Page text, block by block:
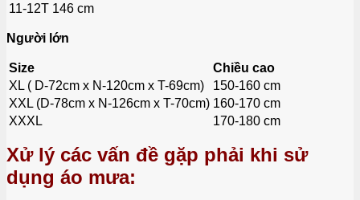
11-12T 146 cm
Người lớn
Size
Chiều cao
XL ( D-72cm x N-120cm x T-69cm)
150-160 cm
XXL (D-78cm x N-126cm x T-70cm) 160-170 cm
XXXL
170-180 cm
Xử lý các vấn đề gặp phải khi sử
dụng áo mưa: